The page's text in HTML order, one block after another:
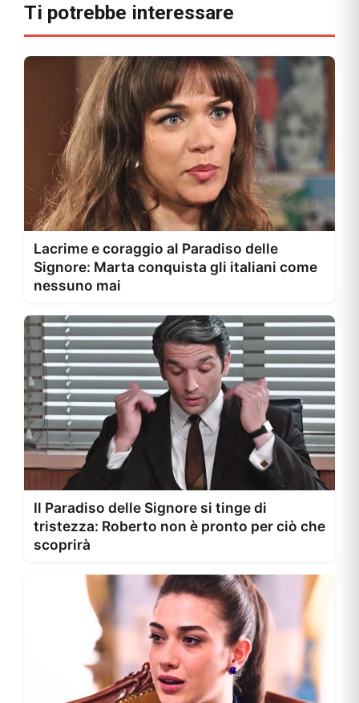
Ti potrebbe interessare
Lacrime e coraggio al Paradiso delle
Signore: Marta conquista gli italiani come
nessuno mai
Il Paradiso delle Signore si tinge di
tristezza: Roberto non è pronto per ciò che
scoprirà